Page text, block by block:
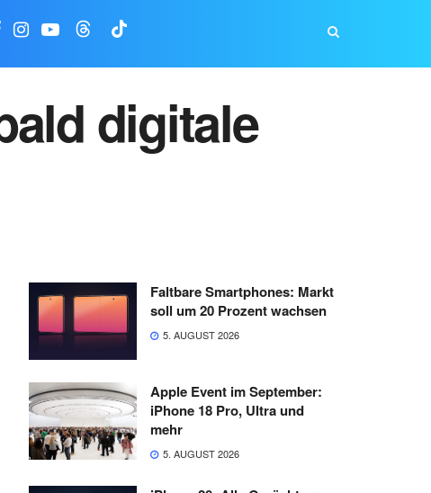
digitale
Faltbare Smartphones: Markt
soll um 20 Prozent wachsen
5. AUGUST 2026
Apple Event im September:
iPhone 18 Pro, Ultra und
mehr
5. AUGUST 2026